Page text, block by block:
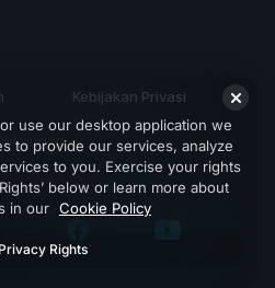
Kebijakan Privasi
use our desktop application we
to provide our services, analyze
to you. Exercise your rights
below or learn more about
in our Cookie Policy
Rights